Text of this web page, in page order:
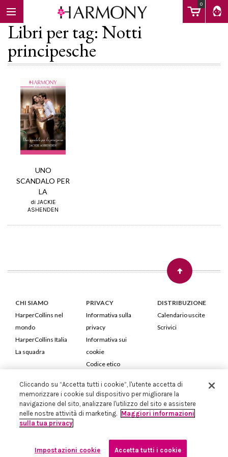
0
EBOOK
Calendario
Libri per tag: Notti
principesche
UNO
SCANDALO PER
LA
di JACKIE
ASHENDEN
CHI SIAMO
HarperCollins nel
mondo
HarperCollins Italia
La squadra
PRIVACY
Informativa sulla
privacy
Informativa sui
cookie
Codice etico
DISTRIBUZIONE
Calendario uscite
Scrivici
HarperCollins Italia S.p.A. Viale Monte Nero, 84 - 20135 Milano
Cod. Fiscale e P.IVA 05946780151 - Capitale Sociale 258.250 €
Iscritta in Milano al Registro delle imprese nr.198004 e REA nr.1051898
Cliccando su “Accetta tutti i cookie”, l'utente accetta di
memorizzare i cookie sul dispositivo per migliorare la
navigazione del sito, analizzare l'utilizzo del sito e assistere
nelle nostre attività di marketing. Maggiori informazioni
sulla tua privacy
Impostazioni cookie Accetta tutti i cookie